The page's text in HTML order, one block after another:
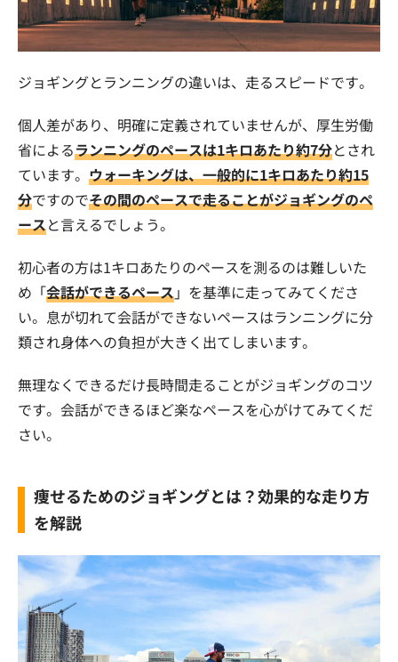
ジョギングとランニングの違いは、走るスピードです。
個人差があり、明確に定義されていませんが、厚生労働
省によるランニングのペースは1キロあたり約7分とされ
ています。 ウォーキングは、一般的に1キロあたり約15
分ですのでその間のペースで走ることがジョギングのペ
ースと言えるでしょう。
初心者の方は1キロあたりのペースを測るのは難しいた
め「会話ができるペース」を基準に走ってみてくださ
い。息が切れて会話ができないペースはランニングに分
類され身体への負担が大きく出てしまいます。
無理なくできるだけ長時間走ることがジョギングのコツ
です。会話ができるほど楽なペースを心がけてみてくだ
さい。
痩せるためのジョギングとは？効果的な走り方
を解説